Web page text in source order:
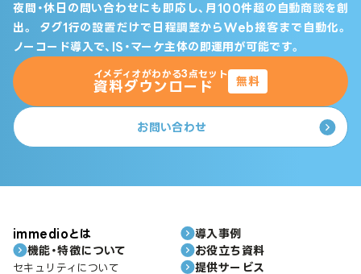
夜間・休日の問い合わせにも即応し、月100件超の自動商談を創
出。
タグ1行の設置だけで日程調整からWeb接客まで自動化。
ノーコード導入で、IS・マーケ主体の即運用が可能です。
イメディオがわかる3点セット
資料ダウンロード 無料
お問い合わせ
immedioとは
機能・特徴について
セキュリティについて
導入事例
お役立ち資料
提供サービス